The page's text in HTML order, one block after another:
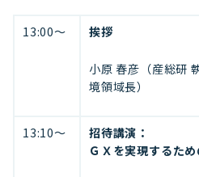
13:00〜 挨拶
小原 春彦（産総研
境領域長）
13:10〜
招待講演：
ＧＸを実現するた